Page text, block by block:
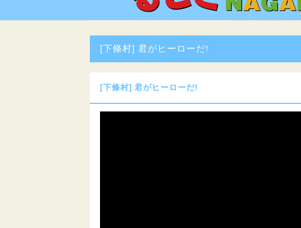
[下條村] 君がヒーローだ!
[下條村] 君がヒーローだ!